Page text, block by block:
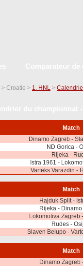
> Croatie > 1. HNL >
Match
Dinamo Zagreb -
ND Gorica -
Rijeka -
Istra 1961 -
Varteks Varazdin -
Match
Hajduk Split -
Rijeka -
Lokomotiva Zagreb
Rudes -
Slaven Belupo -
Match
Dinamo Zagreb